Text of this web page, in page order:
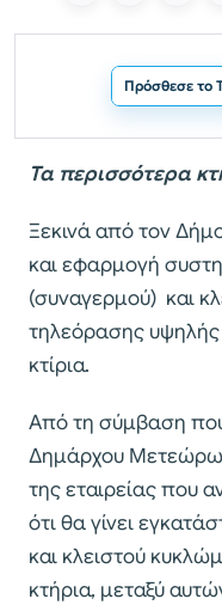
Πρόσθεσε το
Τα περισσότερα
Ξεκινά από τον
και εφαρμογή
(συναγερμού) και
τηλεόρασης υψηλής
κτίρια.
Από τη σύμβαση
Δημάρχου
της εταιρείας που
ότι θα γίνει
και κλειστού
κτήρια, μεταξύ